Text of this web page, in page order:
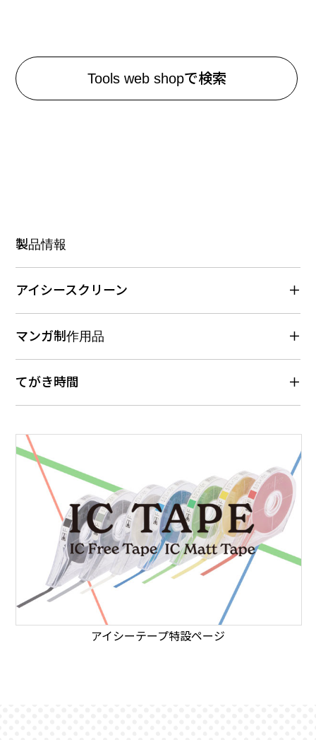
製品情報
アイシースクリーン
マンガ制作用品
てがき時間
アイシーテープ特設ページ
Tools web shopで検索